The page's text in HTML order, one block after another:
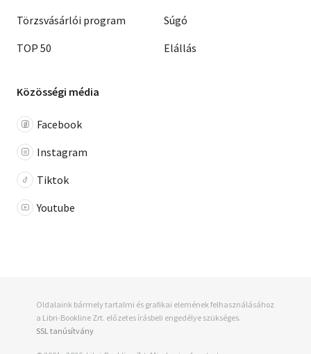
Törzsvásárlói program
TOP 50
Súgó
Elállás
Közösségi média
Facebook
Instagram
Tiktok
Youtube
Oldalaink bármely tartalmi és grafikai elemének felhasználásához
a Libri-Bookline Zrt. előzetes írásbeli engedélye szükséges.
SSL tanúsítvány